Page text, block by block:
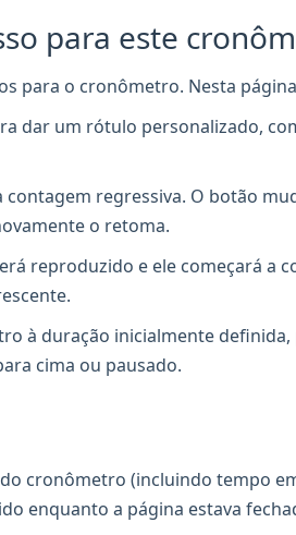
para este
para o cronômetro. Nesta
dar um rótulo personalizado,
contagem regressiva. O botão
o retoma.
reproduzido e ele começará a
à duração inicialmente
cima ou pausado.
cronômetro (incluindo tempo
enquanto a página estava